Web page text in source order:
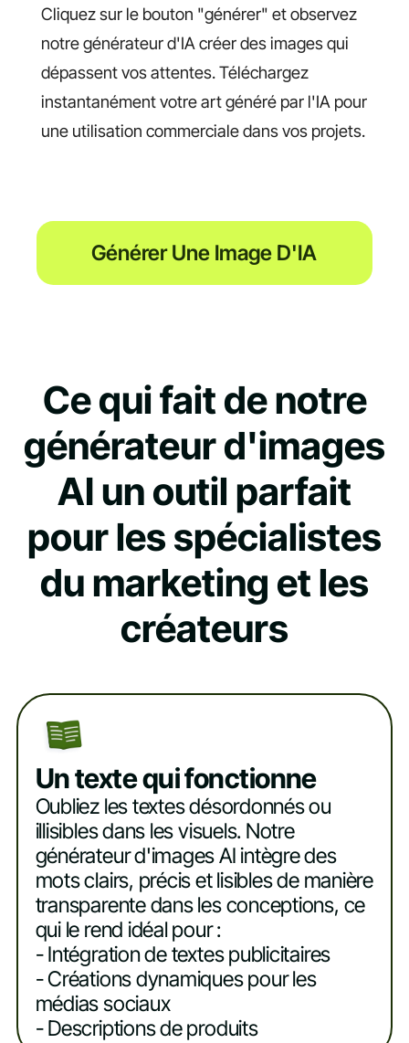
Cliquez sur le bouton "générer" et observez
notre générateur d'IA créer des images qui
dépassent vos attentes. Téléchargez
instantanément votre art généré par l'IA pour
une utilisation commerciale dans vos projets.
Générer Une Image D'IA
Ce qui fait de notre
générateur d'images
AI un outil parfait
pour les spécialistes
du marketing et les
créateurs
Un texte qui fonctionne
Oubliez les textes désordonnés ou
illisibles dans les visuels. Notre
générateur d'images AI intègre des
mots clairs, précis et lisibles de manière
transparente dans les conceptions, ce
qui le rend idéal pour :
- Intégration de textes publicitaires
- Créations dynamiques pour les
médias sociaux
- Descriptions de produits